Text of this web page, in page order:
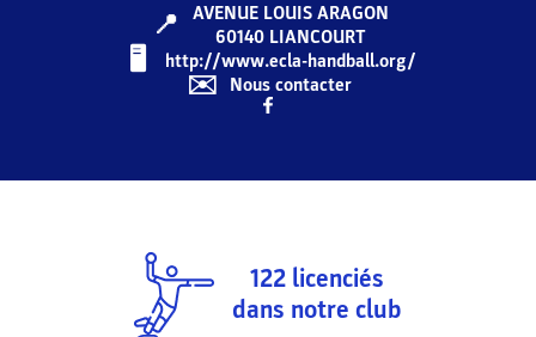
📍
AVENUE LOUIS ARAGON
60140 LIANCOURT
🖥️️️ http://www.ecla-handball.org/
✉️ Nous contacter
122 licenciés
dans notre club